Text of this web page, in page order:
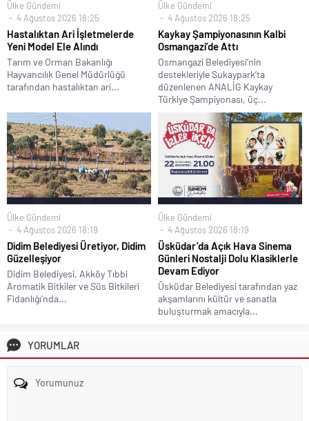
Ülke Gündemi
4 Ağustos 2026 18:25
Hastalıktan Ari İşletmelerde
Yeni Model Ele Alındı
Tarım ve Orman Bakanlığı
Hayvancılık Genel Müdürlüğü
tarafından hastalıktan ari...
Ülke Gündemi
4 Ağustos 2026 18:25
Kaykay Şampiyonasının Kalbi
Osmangazi’de Attı
Osmangazi Belediyesi’nin
destekleriyle Sukaypark’ta
düzenlenen ANALİG Kaykay
Türkiye Şampiyonası, üç...
Ülke Gündemi
4 Ağustos 2026 18:19
Didim Belediyesi Üretiyor, Didim
Güzelleşiyor
Didim Belediyesi, Akköy Tıbbi
Aromatik Bitkiler ve Süs Bitkileri
Fidanlığı’nda...
Ülke Gündemi
4 Ağustos 2026 18:19
Üsküdar’da Açık Hava Sinema
Günleri Nostalji Dolu Klasiklerle
Devam Ediyor
Üsküdar Belediyesi tarafından yaz
akşamlarını kültür ve sanatla
buluşturmak amacıyla...
YORUMLAR